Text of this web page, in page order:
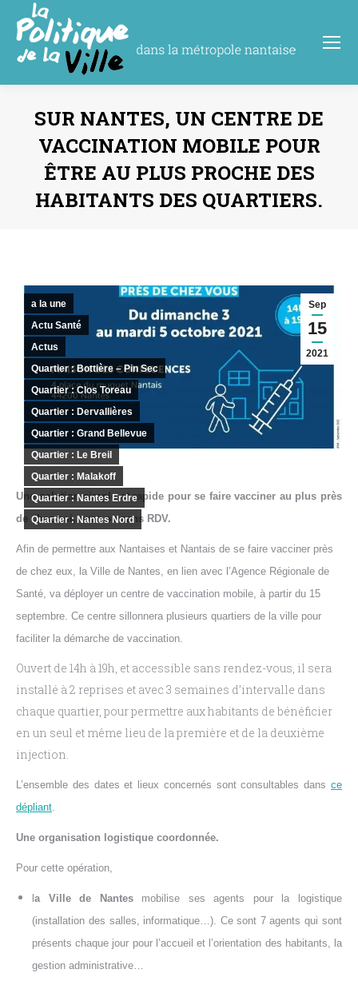
SUR NANTES, UN CENTRE DE
VACCINATION MOBILE POUR
ÊTRE AU PLUS PROCHE DES
HABITANTS DES QUARTIERS.
Sep
15
2021
a la une
Actu Santé
Actus
Quartier : Bottière – Pin Sec
Quartier : Clos Toreau
Quartier : Dervallières
Quartier : Grand Bellevue
Quartier : Le Breil
Quartier : Malakoff
Quartier : Nantes Erdre
Quartier : Nantes Nord
Une solution simple et rapide pour se faire vacciner au plus près
de chez soi, avec ou sans RDV.
Afin de permettre aux Nantaises et Nantais de se faire vacciner près
de chez eux, la Ville de Nantes, en lien avec l’Agence Régionale de
Santé, va déployer un centre de vaccination mobile, à partir du 15
septembre. Ce centre sillonnera plusieurs quartiers de la ville pour
faciliter la démarche de vaccination.
Ouvert de 14h à 19h, et accessible sans rendez-vous, il sera
installé à 2 reprises et avec 3 semaines d’intervalle dans
chaque quartier, pour permettre aux habitants de bénéficier
en un seul et même lieu de la première et de la deuxième
injection.
L’ensemble des dates et lieux concernés sont consultablesdansce
dépliant.
Une organisation logistique coordonnée.
Pour cette opération,
a Ville de Nantesmobilise ses agents pourla logistique
(installation des salles, informatique…).Ce sont 7agents qui sont
présentschaque jour pour l’accueil et l’orientation des habitants, la
gestion administrative…